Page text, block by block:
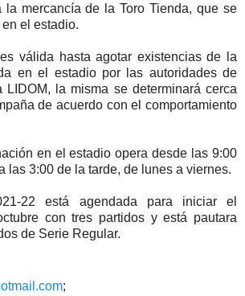
la mercancía de la Toro Tienda, que se
el estadio.
válida hasta agotar existencias de la
en el estadio por las autoridades de
la misma se determinará cerca
de acuerdo con el comportamiento
en el estadio opera desde las 9:00
las 3:00 de la tarde, de lunes a viernes.
22 está agendada para iniciar el
con tres partidos y está pautara
de Serie Regular.
;